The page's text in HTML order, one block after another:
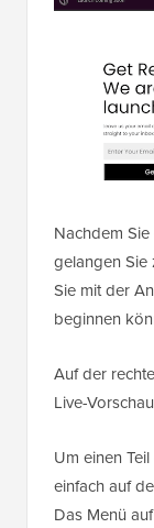
Nachdem
gelangen Sie
Sie mit der
beginnen
Auf der
Live-
Um einen
einfach auf
Das Menü